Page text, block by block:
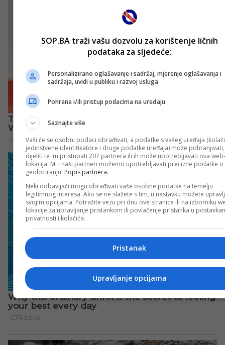
SOP.BA traži vašu dozvolu za korištenje ličnih
podataka za sljedeće:
Personalizirano oglašavanje i sadržaj, mjerenje oglašavanja i
sadržaja, uvidi u publiku i razvoj usluga
Pohrana i/ili pristup podacima na uređaju
Saznajte više
Vaši će se osobni podaci obrađivati, a podatke s vašeg uređaja
jedinstvene identifikatore i druge podatke uređaja) može pohranjivati,
dijeliti te im pristupati 207 partnera ili ih može upotrebljavati ova web-
lokacija. Mi i naši partneri možemo upotrebljavati precizne podatke o
geolociranju. Popis partnera.
Neki dobavljači mogu obrađivati vaše osobne podatke na temelju
legitimnog interesa. Ako se ne slažete s tim, u nastavku možete
svojim opcijama. Potražite vezu pri dnu ove stranice ili na izborniku
lokacije za upravljanje pristankom ili povlačenje pristanka u
privatnosti i kolačića.
Pristanak
Upravljanje opcijama